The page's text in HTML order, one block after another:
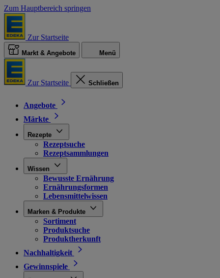
Zum Hauptbereich springen
Zur Startseite
Markt & Angebote Menü
Zur Startseite Schließen
Angebote
Märkte
Rezepte
Rezeptsuche
Rezeptsammlungen
Wissen
Bewusste Ernährung
Ernährungsformen
Lebensmittelwissen
Marken & Produkte
Sortiment
Produktsuche
Produktherkunft
Nachhaltigkeit
Gewinnspiele